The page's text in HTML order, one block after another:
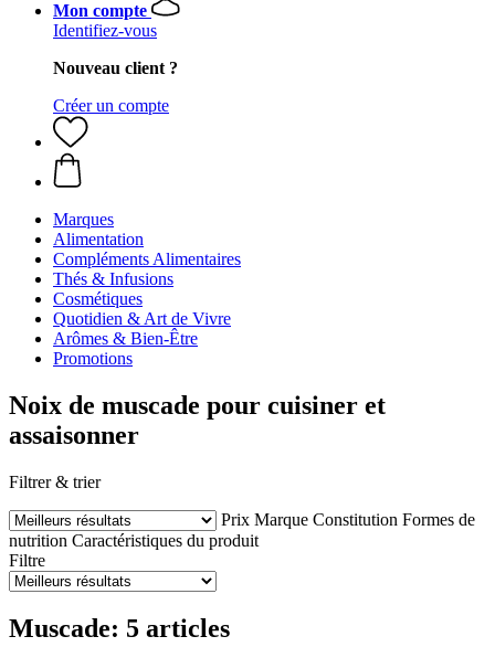
Mon compte
Identifiez-vous
Nouveau client ?
Créer un compte
Marques
Alimentation
Compléments Alimentaires
Thés & Infusions
Cosmétiques
Quotidien & Art de Vivre
Arômes & Bien-Être
Promotions
Noix de muscade pour cuisiner et
assaisonner
Filtrer & trier
Prix Marque Constitution Formes de
nutrition Caractéristiques du produit
Filtre
Muscade: 5 articles